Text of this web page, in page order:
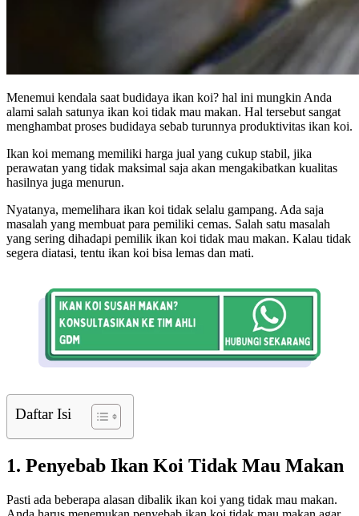
Menemui kendala saat budidaya ikan koi? hal ini mungkin Anda
alami salah satunya ikan koi tidak mau makan. Hal tersebut sangat
menghambat proses budidaya sebab turunnya produktivitas ikan koi.
Ikan koi memang memiliki harga jual yang cukup stabil, jika
perawatan yang tidak maksimal saja akan mengakibatkan kualitas
hasilnya juga menurun.
Nyatanya, memelihara ikan koi tidak selalu gampang. Ada saja
masalah yang membuat para pemiliki cemas. Salah satu masalah
yang sering dihadapi pemilik ikan koi tidak mau makan. Kalau tidak
segera diatasi, tentu ikan koi bisa lemas dan mati.
Daftar Isi
1. Penyebab Ikan Koi Tidak Mau Makan
Pasti ada beberapa alasan dibalik ikan koi yang tidak mau makan.